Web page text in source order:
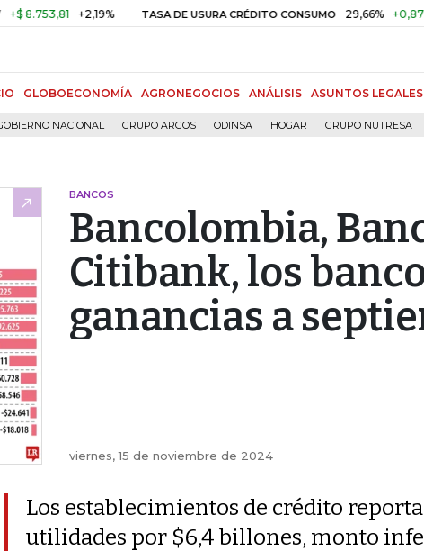
+2,19% TASA DE USURA CRÉDITO CONSUMO 29,66% +0,87%
GLOBOECONOMÍA AGRONEGOCIOS ANÁLISIS ASUNTOS LEGALES
NACIONAL GRUPO ARGOS ODINSA HOGAR GRUPO NUTRESA
BANCOS
Bancolombia,
Citibank, los
ganancias a
viernes, 15 de noviembre de 2024
Los establecimientos de crédito
utilidades por $6,4 billones, monto